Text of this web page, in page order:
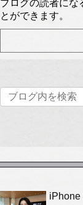
ブログの読者にな
とができます。
iPhone